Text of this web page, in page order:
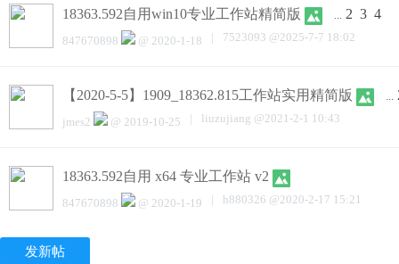
18363.592自用win10专业工作站精简版 ... 2 3 4
847670898 @ 2020-1-18 | 7523093 @2025-7-7 18:02
【2020-5-5】1909_18362.815工作站实用精简版 ...
jmes2 @ 2019-10-25 | liuzujiang @2021-2-1 10:43
18363.592自用 x64 专业工作站 v2
847670898 @ 2020-1-19 | h880326 @2020-2-17 15:21
发新帖